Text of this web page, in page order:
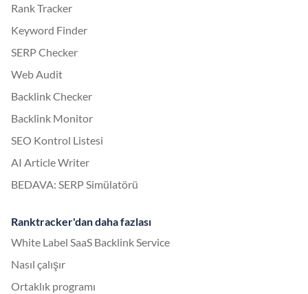
Rank Tracker
Keyword Finder
SERP Checker
Web Audit
Backlink Checker
Backlink Monitor
SEO Kontrol Listesi
AI Article Writer
BEDAVA: SERP Simülatörü
Ranktracker'dan daha fazlası
White Label SaaS Backlink Service
Nasıl çalışır
Ortaklık programı